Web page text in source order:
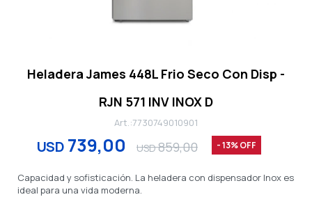
Heladera James 448L Frio Seco Con Disp -
RJN 571 INV INOX D
7730749010901
USD 739,00 USD859,00 13
Capacidad y sofisticación. La heladera con dispensador Inox es
ideal para una vida moderna.